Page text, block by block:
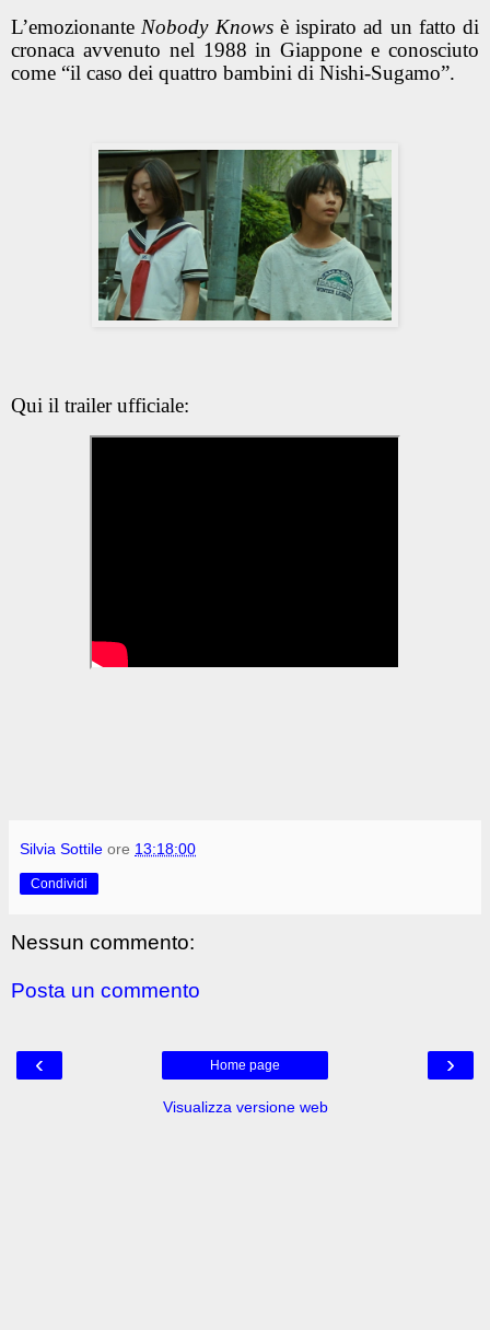
L’emozionanteNobody Knowsè ispirato ad un fatto di
cronaca avvenuto nel 1988 in Giappone e conosciuto
come “il caso dei quattro bambini di Nishi-Sugamo”.
Qui il trailer ufficiale:
Silvia Sottile ore 13:18:00
Condividi
Nessun commento:
Posta un commento
‹ ›
Home page
Visualizza versione web